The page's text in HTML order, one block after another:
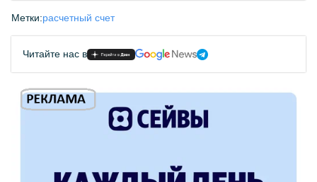
Метки:расчетный счет
Читайте нас в